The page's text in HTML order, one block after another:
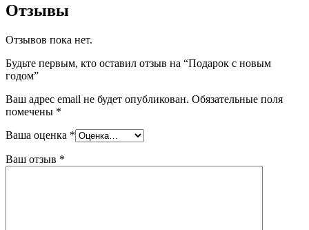
Отзывы
Отзывов пока нет.
Будьте первым, кто оставил отзыв на “Подарок с новым
годом”
Ваш адрес email не будет опубликован. Обязательные поля
помечены *
Ваша оценка *
Ваш отзыв *